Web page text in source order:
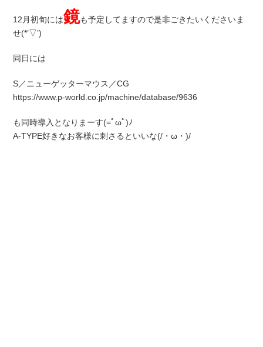
12月初旬には鏡も予定してますので是非ごきたいくださいま
せ(*’▽’)
同日には
S／ニューゲッターマウス／CG
https://www.p-world.co.jp/machine/database/9636
も同時導入となりまーす(=ﾟωﾟ)ﾉ
A-TYPE好きなお客様に刺さるといいな(/・ω・)/